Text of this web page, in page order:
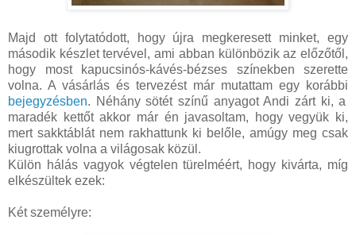
Majd ott folytatódott, hogy újra megkeresett minket, egy
második készlet tervével, ami abban különbözik az előzőtől,
hogy most kapucsinós-kávés-bézses színekben szerette
volna. A vásárlás és tervezést már mutattam egy korábbi
bejegyzésben. Néhány sötét színű anyagot Andi zárt ki, a
maradék kettőt akkor már én javasoltam, hogy vegyük ki,
mert sakktáblát nem rakhattunk ki belőle, amúgy meg csak
kiugrottak volna a világosak közül.
Külön hálás vagyok végtelen türelméért, hogy kivárta, míg
elkészültek ezek:
Két személyre: